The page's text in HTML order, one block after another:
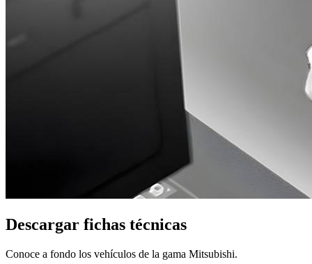
Descargar fichas técnicas
Conoce a fondo los vehículos de la gama Mitsubishi.